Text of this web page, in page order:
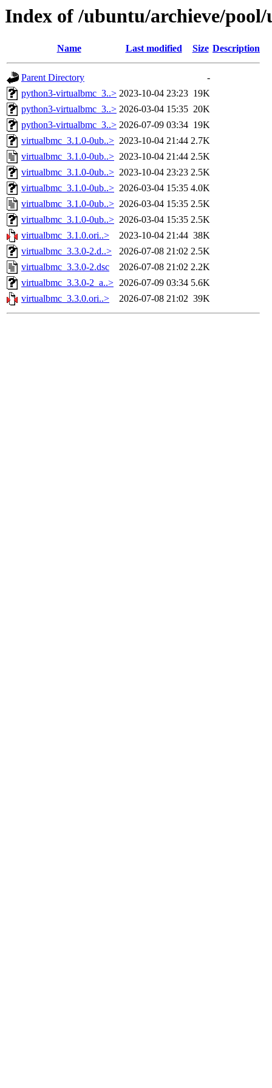
Index of /ubuntu/archieve/
Name Last modified Size Description
Parent Directory
-
python3-virtualbmc_3..> 2023-10-04 23:23 19K
python3-virtualbmc_3..> 2026-03-04 15:35 20K
python3-virtualbmc_3..> 2026-07-09 03:34 19K
virtualbmc_3.1.0-0ub..> 2023-10-04 21:44 2.7K
virtualbmc_3.1.0-0ub..> 2023-10-04 21:44 2.5K
virtualbmc_3.1.0-0ub..> 2023-10-04 23:23 2.5K
virtualbmc_3.1.0-0ub..> 2026-03-04 15:35 4.0K
virtualbmc_3.1.0-0ub..> 2026-03-04 15:35 2.5K
virtualbmc_3.1.0-0ub..> 2026-03-04 15:35 2.5K
virtualbmc_3.1.0.ori..>
2023-10-04 21:44 38K
virtualbmc_3.3.0-2.d..>
2026-07-08 21:02 2.5K
virtualbmc_3.3.0-2.dsc
2026-07-08 21:02 2.2K
virtualbmc_3.3.0-2_a..> 2026-07-09 03:34 5.6K
virtualbmc_3.3.0.ori..>
2026-07-08 21:02 39K